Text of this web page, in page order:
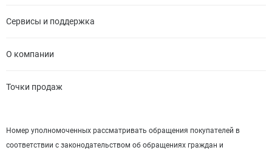
Сервисы и поддержка
О компании
Точки продаж
Номер уполномоченных рассматривать обращения покупателей в
соответствии с законодательством об обращениях граждан и